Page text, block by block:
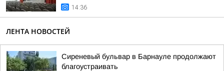
14:36
ЛЕНТА НОВОСТЕЙ
Сиреневый бульвар в Барнауле продолжают
благоустраивать